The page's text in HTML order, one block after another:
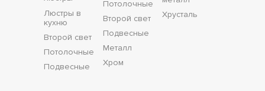
Люстры в
кухню
Второй свет
Потолочные
Подвесные
Потолочные
Второй свет
Подвесные
Металл
Хром
Хрусталь